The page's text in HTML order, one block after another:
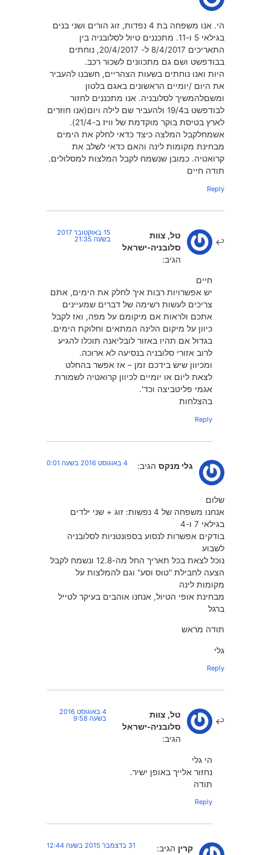
הי. אנו משפחה בת 4 נפדות, זוג הורים ושני בנים
בגילאי 5 ו-11. מתכננים טיול לסלובניה בין
התאריכים 8/4/2017 ל- 20/4/2017, נוחתים
בבודפשט ושם גם מתכוונים לשכור רכב.
היות ואנו נוחתים בשעות הצהריים, חשבנו להעביר
את היום /יומיים הראשונים באגם בלטון
ומשםלהמשיך לסלובניה. אנו מתכננים לחזור
לבודפשט ב19/4 ולהעביר שם לילה ויום(אנו חוזרים
לארץ בטיסת בוקר מוקדמת של וויז ב-21/4).
אשמחלקבל המלצה כיצד כדאי לחלק את הימים
מבחינת מקומות לינה והאם כדאי לשלב את
קרואטיה. כמובן שנשמח לקבל המלצות למסלולים.
תודה חיים
Reply
טל, צוות
סלובניה-ישראל
הגיב:
15 באוקטובר 2017
בשעה 21:35
חיים
יש אפשרויות רבות איך לחלק את הימים, אתם
צריכים לעשות רשימה של דברים שמעיינים
אתכם ולראות אם מיקומם על מפה, ואז לקבל
כיוון על מיקום הלינה המתאים וחלוקת הימים.
בגדול אם תהיו באזור לובליאנה תוכלו להגיע
לרוב אזורי סלובניה בנסיעה לא ארוכה.
ומכיוון שיש בידכם זמן – אז אפשר בהחלט
לצאת ליום או יומיים לכיוון קרואטיה לשמורת
אגמי פליטביצה וכד'.
בהצלחות
Reply
גלי מנקס הגיב: 4 באוגוסט 2016 בשעה 0:01
שלום
אנחנו משפחה של 4 נפשות: זוג + שני ילדים
בגילאי 7 ו-4
בודקים אפשרות לנסוע בספונטניות לסלובניה
לשבוע
נוכל לצאת בכל תאריך החל מה-12.8 ונשמח לקבל
הצעה לחבילת "טוס וסע" וגם להמלצות על
מקומות לינה
מבחינת אופי הטיול, אנחנו אוהבים בעיקר לטייל
ברגל
תודה מראש
גלי
Reply
טל, צוות
סלובניה-ישראל
הגיב:
4 באוגוסט 2016
בשעה 9:58
הי גלי
נחזור אלייך באופן ישיר.
תודה
Reply
קרין הגיב: 31 בדצמבר 2015 בשעה 12:44